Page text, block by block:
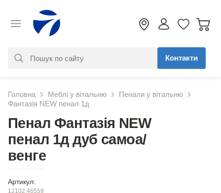
знайдено. Уточніть свій запит
Контакти
Головна Меблі у вітальню
Пенали у вітальню
Фантазія NEW пенал 1д
Пенал Фантазія NEW
пенал 1д дуб самоа/
венге
Артикул:
12102.46559